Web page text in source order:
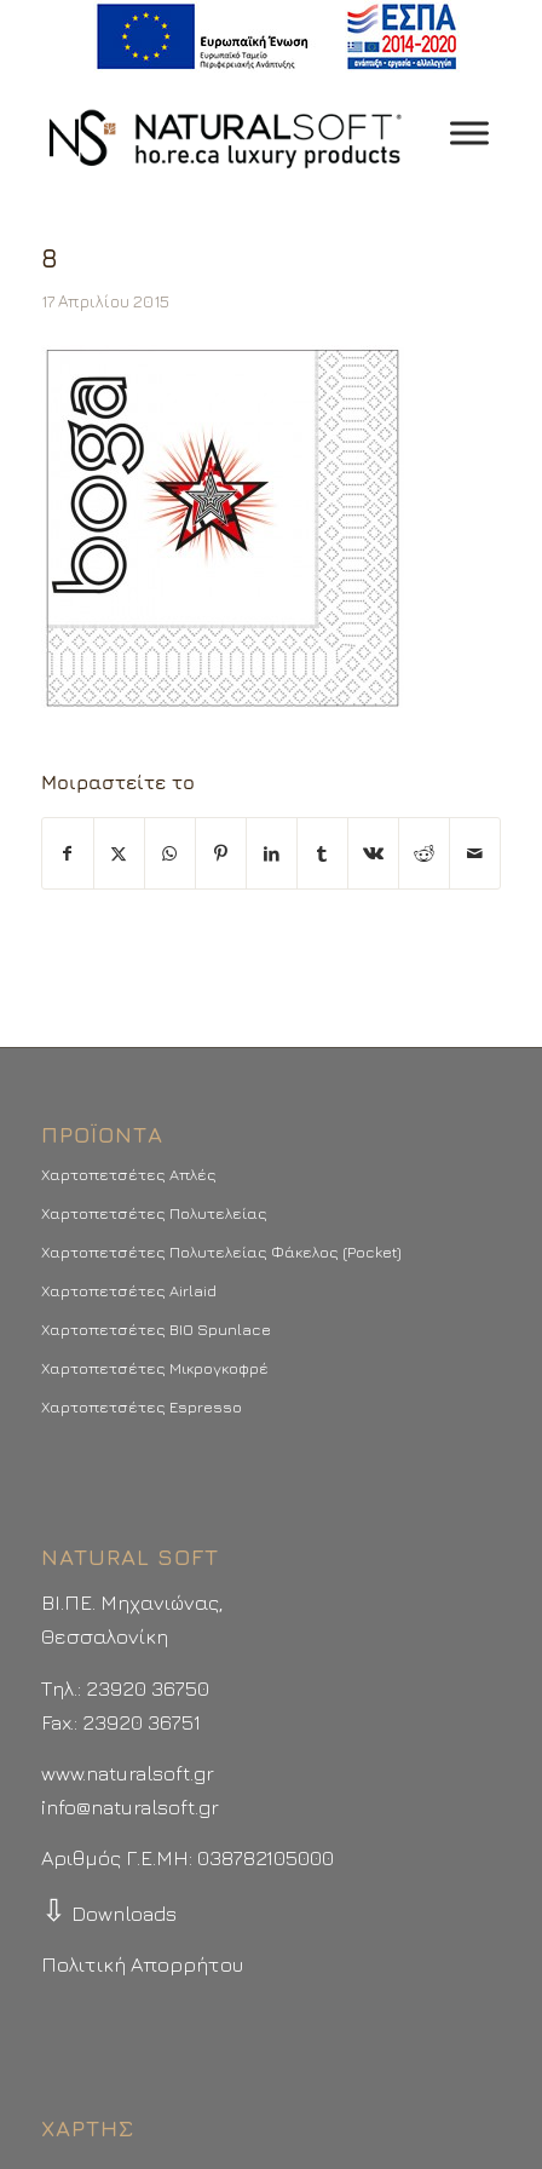
8
17 Απριλίου 2015
Μοιραστείτε το
ΠΡΟΪΌΝΤΑ
Χαρτοπετσέτες Απλές
Χαρτοπετσέτες Πολυτελείας
Χαρτοπετσέτες Πολυτελείας Φάκελος (Pocket)
Χαρτοπετσέτες Airlaid
Χαρτοπετσέτες BIO Spunlace
Χαρτοπετσέτες Μικρογκοφρέ
Χαρτοπετσέτες Espresso
NATURAL SOFT
ΒΙ.ΠΕ. Μηχανιώνας,
Θεσσαλονίκη
Τηλ.: 23920 36750
Fax.: 23920 36751
www.naturalsoft.gr
info@naturalsoft.gr
Αριθμός Γ.Ε.ΜΗ: 038782105000
⇩ Downloads
Πολιτική Απορρήτου
ΧΆΡΤΗΣ